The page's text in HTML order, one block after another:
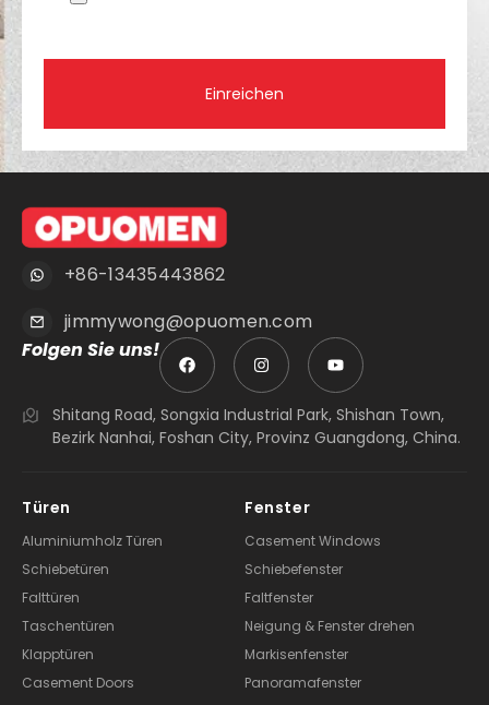
jimmywong@opuomen.com
Shitang Road, Songxia Industrial Park, Shishan Town,
Türen
Aluminiumholz Türen
Schiebetüren
Falttüren
Taschentüren
Klapptüren
Fenster
Casement Windows
Schiebefenster
Faltfenster
Neigung & Fenster drehen
Markisenfenster